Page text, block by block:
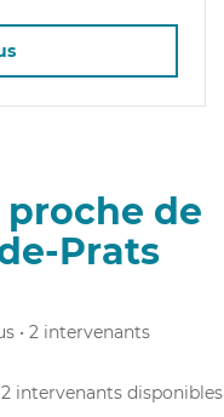
de
Prats
• 2 intervenants
2 intervenants disponibles